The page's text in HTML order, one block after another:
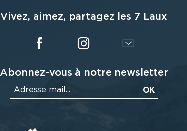
Vivez, aimez, partagez les 7 Laux
Abonnez-vous à notre newsletter